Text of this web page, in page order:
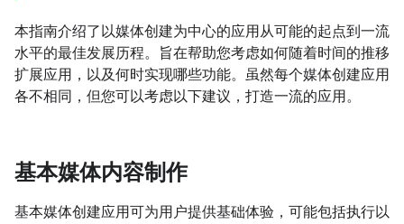
本指南介绍了以媒体创建为中心的应用从可能的起点到一流
水平的最佳发展历程。旨在帮助您考虑如何随着时间的推移
扩展应用，以及何时实现哪些功能。虽然每个媒体创建应用
各不相同，但您可以考虑以下建议，打造一流的应用。
基本媒体内容制作
基本媒体创建应用可为用户提供基础体验，可能包括执行以